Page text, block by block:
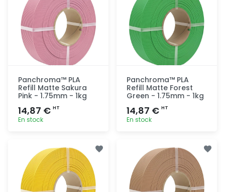
Panchroma™ PLA
Refill Matte Sakura
Pink - 1.75mm - 1kg
14,87 € HT
En stock
rapide
Panchroma™ PLA
Refill Matte Forest
Green - 1.75mm - 1kg
14,87 € HT
En stock
rapide